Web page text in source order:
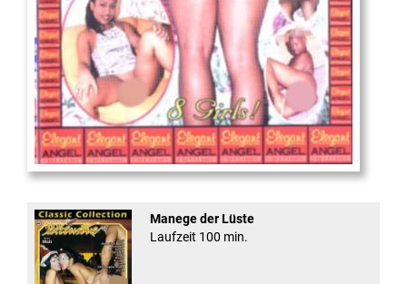
Sugar Walls #24
Manege der Lüste
Laufzeit 100 min.